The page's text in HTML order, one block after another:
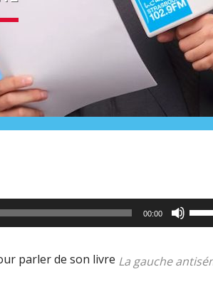
00:00
les
parler de son livre La gauche